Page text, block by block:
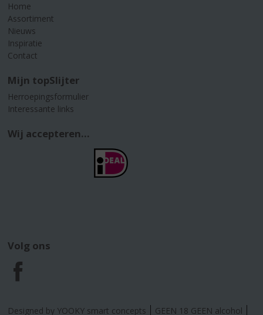
Home
Assortiment
Nieuws
Inspiratie
Contact
Mijn topSlijter
Herroepingsformulier
Interessante links
Wij accepteren...
Volg ons
F
a
Designed by YOOKY smart concepts GEEN 18 GEEN alcohol